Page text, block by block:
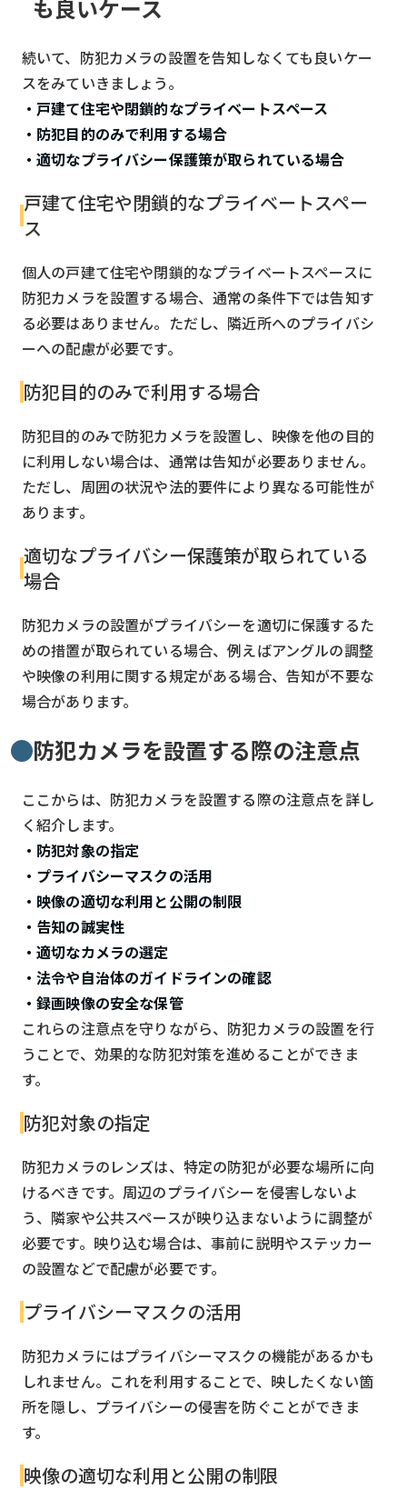
も良いケース
続いて、防犯カメラの設置を告知しなくても良いケー
スをみていきましょう。
・戸建て住宅や閉鎖的なプライベートスペース
・防犯目的のみで利用する場合
・適切なプライバシー保護策が取られている場合
戸建て住宅や閉鎖的なプライベートスペー
ス
個人の戸建て住宅や閉鎖的なプライベートスペースに
防犯カメラを設置する場合、通常の条件下では告知す
る必要はありません。ただし、隣近所へのプライバシ
ーへの配慮が必要です。
防犯目的のみで利用する場合
防犯目的のみで防犯カメラを設置し、映像を他の目的
に利用しない場合は、通常は告知が必要ありません。
ただし、周囲の状況や法的要件により異なる可能性が
あります。
適切なプライバシー保護策が取られている
場合
防犯カメラの設置がプライバシーを適切に保護するた
めの措置が取られている場合、例えばアングルの調整
や映像の利用に関する規定がある場合、告知が不要な
場合があります。
防犯カメラを設置する際の注意点
ここからは、防犯カメラを設置する際の注意点を詳し
く紹介します。
・防犯対象の指定
・プライバシーマスクの活用
・映像の適切な利用と公開の制限
・告知の誠実性
・適切なカメラの選定
・法令や自治体のガイドラインの確認
・録画映像の安全な保管
これらの注意点を守りながら、防犯カメラの設置を行
うことで、効果的な防犯対策を進めることができま
す。
防犯対象の指定
防犯カメラのレンズは、特定の防犯が必要な場所に向
けるべきです。周辺のプライバシーを侵害しないよ
う、隣家や公共スペースが映り込まないように調整が
必要です。映り込む場合は、事前に説明やステッカー
の設置などで配慮が必要です。
プライバシーマスクの活用
防犯カメラにはプライバシーマスクの機能があるかも
しれません。これを利用することで、映したくない箇
所を隠し、プライバシーの侵害を防ぐことができま
す。
映像の適切な利用と公開の制限